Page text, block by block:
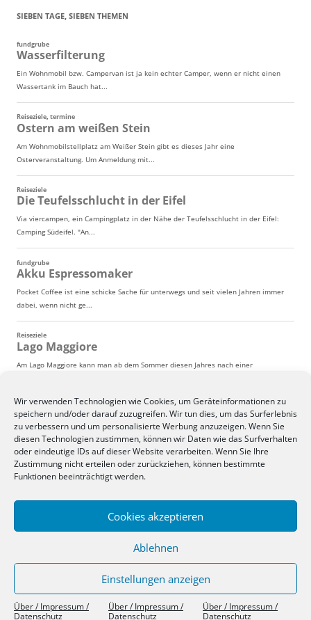
Wir verwenden Technologien wie Cookies, um Geräteinformationen zu
speichern und/oder darauf zuzugreifen. Wir tun dies, um das Surferlebnis
zu verbessern und um personalisierte Werbung anzuzeigen. Wenn Sie
diesen Technologien zustimmen, können wir Daten wie das Surfverhalten
oder eindeutige IDs auf dieser Website verarbeiten. Wenn Sie Ihre
Zustimmung nicht erteilen oder zurückziehen, können bestimmte
Funktionen beeinträchtigt werden.
Cookies akzeptieren
Ablehnen
Einstellungen anzeigen
Über / Impressum /
Datenschutz
Über / Impressum /
Datenschutz
Über / Impressum /
Datenschutz
SIEBEN TAGE, SIEBEN THEMEN
Über / Impressum / Datenschutz Stolz präsentiert von WordPress